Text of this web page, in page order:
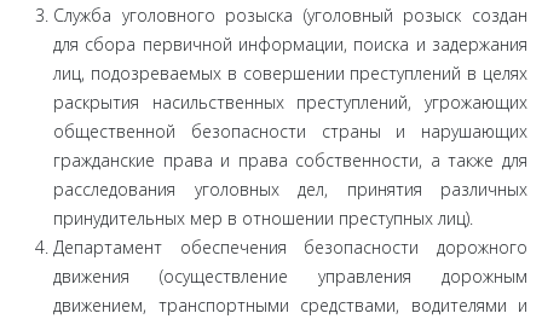
Служба уголовного розыска (уголовный розыск создан
для сбора первичной информации, поиска и задержания
лиц, подозреваемых в совершении преступлений в целях
раскры­тия насильственных преступлений, угрожающих
обществен­ной безопасности страны и нарушающих
гражданские права и права собственности, а также для
расследования уголовных дел, принятия различных
принудительных мер в отношении преступных лиц).
Департамент обеспечения безопасности дорожного
движения (осуществление управления дорожным
движени­ем, транспортными средствами, водителями и